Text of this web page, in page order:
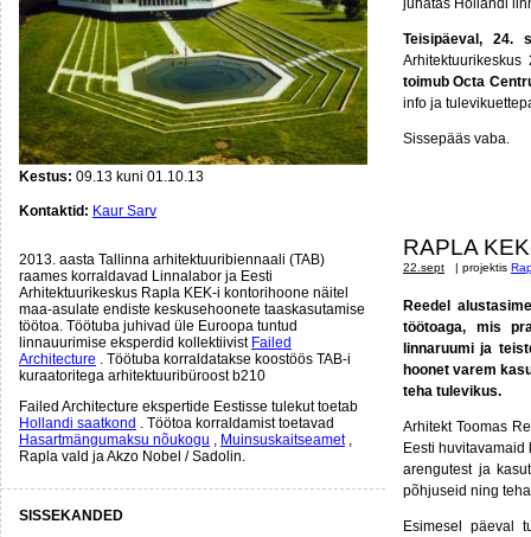
Kestus: 09.13 kuni 01.10.13
Kontaktid: Kaur Sarv
2013. aasta Tallinna arhitektuuribiennaali (TAB)
raames korraldavad Linnalabor ja Eesti
Arhitektuurikeskus Rapla KEK-i kontorihoone näitel
maa-asulate endiste keskusehoonete taaskasutamise
töötoa. Töötuba juhivad üle Euroopa tuntud
linnauurimise eksperdid kollektiivist Failed
Architecture . Töötuba korraldatakse koostöös TAB-i
kuraatoritega arhitektuuribüroost b210
Failed Architecture ekspertide Eestisse tulekut toetab
Hollandi saatkond . Töötoa korraldamist toetavad
Hasartmängumaksu nõukogu , Muinsuskaitseamet,
Rapla vald ja Akzo Nobel / Sadolin.
SISSEKANDED
juhatas Hollandi
Teisipäeval, 24.
toimub Octa
info ja
Sissepääs vaba.
RAPLA
22.sept | projektis
Reedel
töötoaga, mis
linnaruumi ja
hoonet varem
teha tulevikus.
Arhitekt Toomas
Eesti
arengutest ja
põhjuseid ning
Esimesel päeval